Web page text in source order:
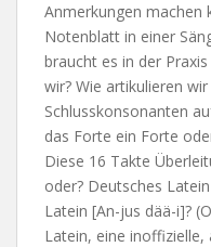
Anmerkungen machen
Notenblatt in einer
braucht es in der
wir? Wie artikulieren
Schlusskonsonanten
das Forte ein Forte
Diese 16 Takte
oder? Deutsches
Latein [An-jus dää-i]?
Latein, eine inoffizielle,